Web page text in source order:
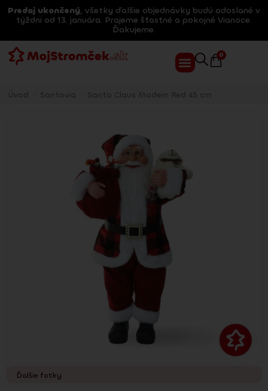
Predaj ukončený, všetky ďalšie objednávky budú odoslané v
týždni od 13. januára. Prajeme šťastné a pokojné Vianoce.
Ďakujeme.
0
Úvod Santovia Santa Claus Modern Red 45 cm
Ďalšie fotky